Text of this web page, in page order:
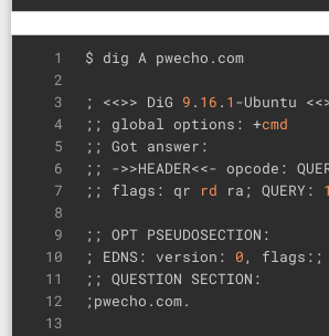
1
2
3
4
5
6
7
8
9
10
11
12
13
$ dig A pwecho.com
; <<>> DiG 9 . 16 . 1 -Ubuntu
;; global options: +cmd
;; Got answer:
;; ->>HEADER<<- opcode:
;; flags: qr
rd ra; QUERY: 1
;; OPT PSEUDOSECTION:
; EDNS: version: 0 , flags:;
;; QUESTION SECTION: